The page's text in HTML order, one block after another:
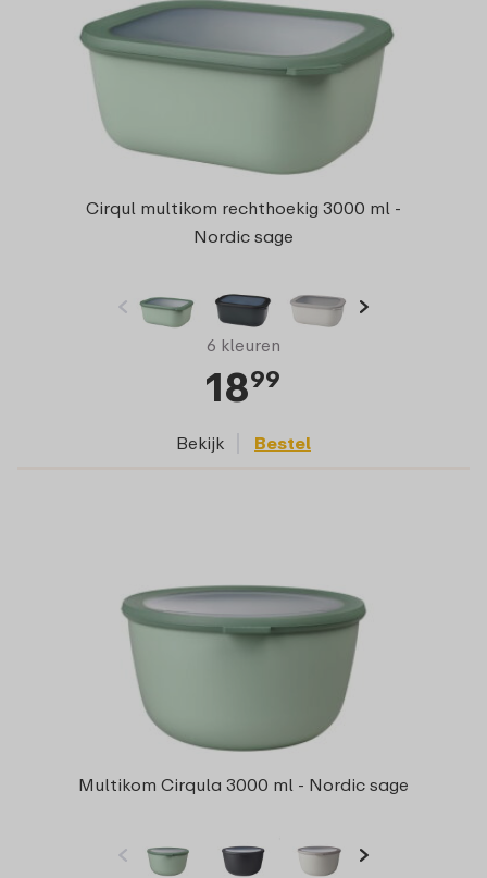
Cirqul multikom rechthoekig 3000 ml -
Nordic sage
6 kleuren
1899
Bekijk Bestel
Multikom Cirqula 3000 ml - Nordic sage